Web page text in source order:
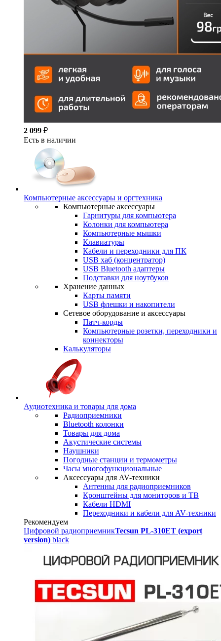
2 099 ₽
Есть в наличии
Компьютерные аксессуары и оргтехника
Компьютерные аксессуары
Гарнитуры для компьютера
Колонки для компьютера
Компьютерные мышки
Клавиатуры
Кабели и переходники для ПК
USB хаб (концентратор)
USB Bluetooth адаптеры
Подставки для ноутбуков
Хранение данных
Карты памяти
USB флешки и накопители
Сетевое оборудование и аксессуары
Патч-корды
Компьютерные розетки, переходники и
коннекторы
Калькуляторы
Аудиотехника и товары для дома
Радиоприемники
Bluetooth колонки
Товары для дома
Акустические системы
Наушники
Погодные станции и термометры
Часы многофункциональные
Аксессуары для AV-техники
Антенны для радиоприемников
Кронштейны для мониторов и ТВ
Кабели HDMI
Переходники и кабели для AV-техники
Рекомендуем
Цифровой радиоприемникTecsun PL-310ET (export
version) black